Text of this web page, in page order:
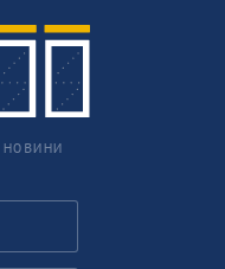
НОВИНИ